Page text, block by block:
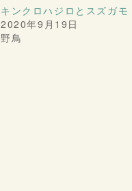
キンクロハジロとスズガモ
2020年9月19日
野鳥